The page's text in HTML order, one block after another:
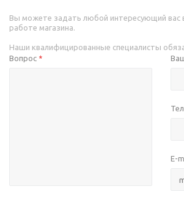
Вы можете задать любой интересующий вас
работе магазина.
Наши квалифицированные специалисты
Вопрос *
E-